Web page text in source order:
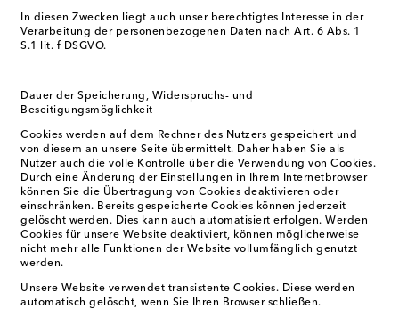
In diesen Zwecken liegt auch unser berechtigtes Interesse in der
Verarbeitung der personenbezogenen Daten nach Art. 6 Abs. 1
S.1 lit. f DSGVO.
Dauer der Speicherung, Widerspruchs- und
Beseitigungsmöglichkeit
Cookies werden auf dem Rechner des Nutzers gespeichert und
von diesem an unsere Seite übermittelt. Daher haben Sie als
Nutzer auch die volle Kontrolle über die Verwendung von Cookies.
Durch eine Änderung der Einstellungen in Ihrem Internetbrowser
können Sie die Übertragung von Cookies deaktivieren oder
einschränken. Bereits gespeicherte Cookies können jederzeit
gelöscht werden. Dies kann auch automatisiert erfolgen. Werden
Cookies für unsere Website deaktiviert, können möglicherweise
nicht mehr alle Funktionen der Website vollumfänglich genutzt
werden.
Unsere Website verwendet transistente Cookies. Diese werden
automatisch gelöscht, wenn Sie Ihren Browser schließen.